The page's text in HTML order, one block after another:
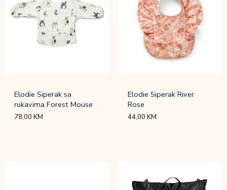
Elodie Siperak sa
rukavima Forest Mouse
78,00KM
Elodie Siperak River
Rose
44,00KM